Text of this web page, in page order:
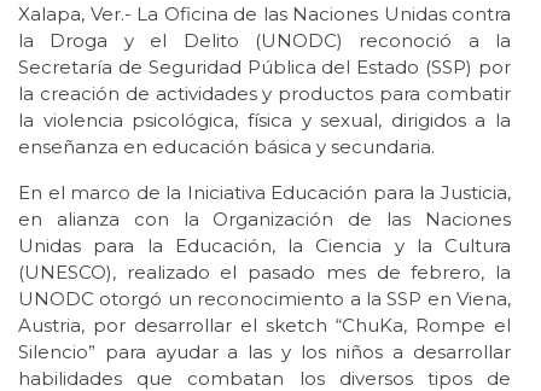
Xalapa, Ver.- La Oficina de las Naciones Unidas contra
la Droga y el Delito (UNODC) reconoció a la
Secretaría de Seguridad Pública del Estado (SSP) por
la creación de actividades y productos para combatir
la violencia psicológica, física y sexual, dirigidos a la
enseñanza en educación básica y secundaria.
En el marco de la Iniciativa Educación para la Justicia,
en alianza con la Organización de las Naciones
Unidas para la Educación, la Ciencia y la Cultura
(UNESCO), realizado el pasado mes de febrero, la
UNODC otorgó un reconocimiento a la SSP en Viena,
Austria, por desarrollar el sketch “ChuKa, Rompe el
Silencio” para ayudar a las y los niños a desarrollar
habilidades que combatan los diversos tipos de